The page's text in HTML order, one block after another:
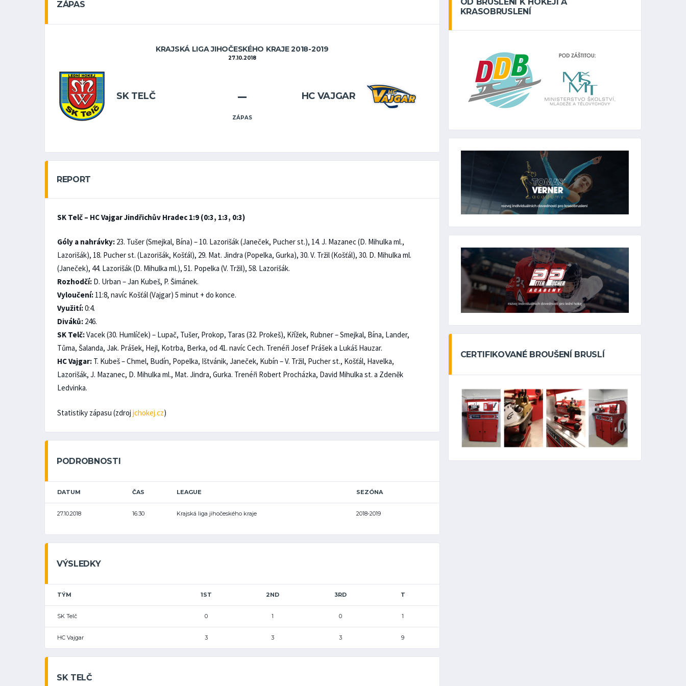
ZÁPAS
KRAJSKÁ LIGA JIHOČESKÉHO KRAJE 2018-2019
27.10.2018
SK TELČ HC VAJGAR
–
ZÁPAS
REPORT
SK Telč – HC Vajgar Jindřichův Hradec 1:9 (0:3, 1:3, 0:3)
Góly a nahrávky: 23. Tušer (Smejkal, Bína) – 10. Lazorišák (Janeček, Pucher st.), 14. J. Mazanec (D. Mihulka ml.,
Lazorišák), 18. Pucher st. (Lazorišák, Košťál), 29. Mat. Jindra (Popelka, Gurka), 30. V. Tržil (Košťál), 30. D. Mihulka ml.
(Janeček), 44. Lazorišák (D. Mihulka ml.), 51. Popelka (V. Tržil), 58. Lazorišák.
Rozhodčí: D. Urban – Jan Kubeš, P. Šimánek.
Vyloučení: 11:8, navíc Košťál (Vajgar) 5 minut + do konce.
Využití:0:4.
Diváků: 246.
SK Telč:Vacek (30. Humlíček) – Lupač, Tušer, Prokop, Taras (32. Prokeš), Křížek, Rubner – Smejkal, Bína, Lander,
Tůma, Šalanda, Jak. Prášek, Hejl, Kotrba, Berka, od 41. navíc Cech. Trenéři Josef Prášek a Lukáš Hauzar.
HC Vajgar: T. Kubeš – Chmel, Budín, Popelka, Ištvánik, Janeček, Kubín – V. Tržil, Pucher st., Košťál, Havelka,
Lazorišák, J. Mazanec, D. Mihulka ml., Mat. Jindra, Gurka. Trenéři Robert Procházka, David Mihulka st. a Zdeněk
Ledvinka.
Statistiky zápasu (zdroj jchokej.cz)
PODROBNOSTI
DATUM ČAS LEAGUE SEZÓNA
27.10.2018 16:30 Krajská liga jihočeského kraje 2018-2019
VÝSLEDKY
TÝM 1ST 2ND 3RD T
SK Telč 0 1 0 1
HC Vajgar 3 3 3 9
SK TELČ
KRASOBRUSLENÍ
CERTIFIKOVANÉ BROUŠENÍ BRUSLÍ